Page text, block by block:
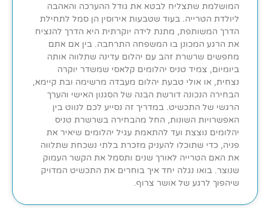
המושלמת שתצליח לבטא את גודל ההערכה והאהבה
ליולדת הטרייה. בעוד שטבעות אירוסין הן סמל לתחילת
הדרך המשותפת, מתנת לידה יוקרתית היא הדרך להנציח
את הרגע המכונן בו המשפחה התרחבה. בין אם אתם
מחפשים שרשרת זהב עם יהלום עדינה שתלווה אותה
ביומיום, צמיד טניס יהלומים קלאסי שמשדר יוקרה
נצחית, או אולי טבעת יהלום מעבדה מרשימה ובת קיימא,
הבחירה הנכונה דורשת הבנה של הסגנון האישי והערך
הרגשי של התכשיט. במדריך זה נסייע לכם לנווט בין
האפשרויות השונות, החל מהבחירה בשרשרת טניס
יהלומים נוצצת ועד להתאמת עגיל יהלומים שיאיר את
פניה, כדי שתוכלו להעניק מזכרת בלתי נשכחת שתלווה
את האם הטרייה לאורך שנים ותסמל את הקשר העמוק
שנוצר. בואו נגלה יחד איך בוחרים את התכשיט המדויק
שיהפוך לרגע של אושר צרוף.